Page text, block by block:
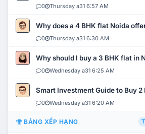
0 Thursday a31 6:57 AM
Why does a 4 BHK flat Noida
0 Thursday a31 6:30 AM
Why should I buy a 3 BHK flat in
0 Wednesday a31 6:25 AM
Smart Investment Guide to Buy 2
0 Wednesday a31 6:20 AM
BẢNG XẾP HẠNG